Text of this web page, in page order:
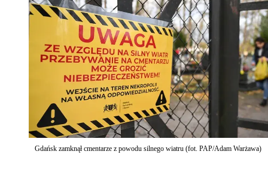
Gdańsk zamknął cmentarze z powodu silnego wiatru (fot. PAP/Adam Warżawa)